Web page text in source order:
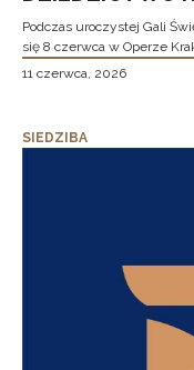
Podczas uroczystej Gali
się 8 czerwca w Operze
11 czerwca, 2026
SIEDZIBA